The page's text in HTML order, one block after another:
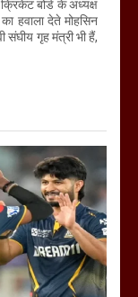
बोर्ड के अध्यक्ष
हवाला देते मोहसिन
संघीय गृह मंत्री भी हैं,